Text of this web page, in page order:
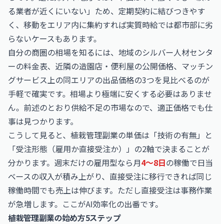
る業者が近くにいない」ため、定期契約に結びつきやす
く、移動をエリア内に集約すれば実質時給では都市部に劣
らないケースもあります。
自分の商圏の相場を知るには、地域のシルバー人材センタ
ーの料金表、近隣の造園店・便利屋の公開価格、マッチン
グサービス上の同エリアの出品価格の3つを見比べるのが
手軽で確実です。相場より極端に安くする必要はありませ
ん。前述のとおり供給不足の市場なので、適正価格でも仕
事は見つかります。
こうして見ると、植栽管理副業の単価は「技術の有無」と
「受注形態（雇用か直接受注か）」の2軸で決まることが
分かります。週末だけの雇用型なら月4〜8日の稼働で日当
ベースの収入が積み上がり、直接受注に移行できれば同じ
稼働時間でも売上は伸びます。ただし直接受注は事務作業
が急増します。ここがAI効率化の出番です。
植栽管理副業の始め方5ステップ